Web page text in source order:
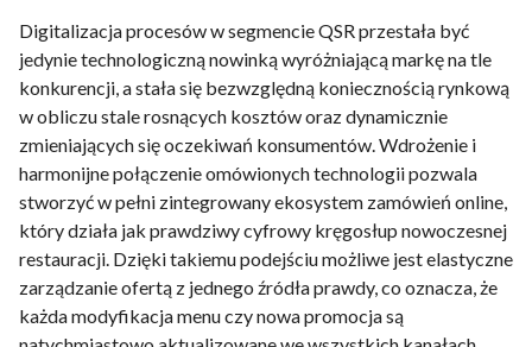
Digitalizacja procesów w segmencie QSR przestała być
jedynie technologiczną nowinką wyróżniającą markę na tle
konkurencji, a stała się bezwzględną koniecznością rynkową
w obliczu stale rosnących kosztów oraz dynamicznie
zmieniających się oczekiwań konsumentów. Wdrożenie i
harmonijne połączenie omówionych technologii pozwala
stworzyć w pełni zintegrowany ekosystem zamówień online,
który działa jak prawdziwy cyfrowy kręgosłup nowoczesnej
restauracji. Dzięki takiemu podejściu możliwe jest elastyczne
zarządzanie ofertą z jednego źródła prawdy, co oznacza, że
każda modyfikacja menu czy nowa promocja są